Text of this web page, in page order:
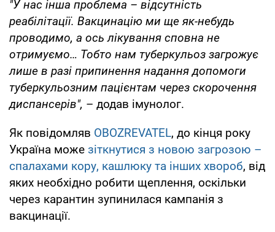
"У нас інша проблема – відсутність
реабілітації. Вакцинацію ми ще як-небудь
проводимо, а ось лікування сповна не
отримуємо… Тобто нам туберкульоз загрожує
лише в разі припинення надання допомоги
туберкульозним пацієнтам через скорочення
диспансерів", – додав імунолог.
Як повідомляв OBOZREVATEL, до кінця року
Україна може зіткнутися з новою загрозою –
спалахами кору, кашлюку та інших хвороб, від
яких необхідно робити щеплення, оскільки
через карантин зупинилася кампанія з
вакцинації.